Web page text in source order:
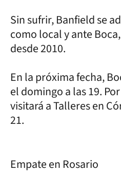
Sin sufrir, Banfield se
como local y ante
desde 2010.
En la próxima fecha,
el domingo a las 19.
visitará a Talleres en
21.
Empate en Rosario